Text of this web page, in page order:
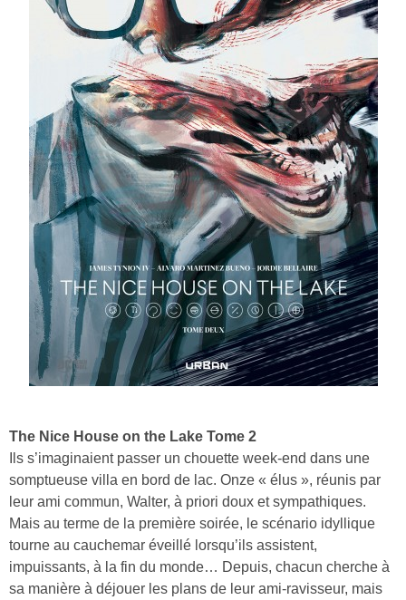
The Nice House on the Lake Tome 2
Ils s’imaginaient passer un chouette week-end dans une
somptueuse villa en bord de lac. Onze « élus », réunis par
leur ami commun, Walter, à priori doux et sympathiques.
Mais au terme de la première soirée, le scénario idyllique
tourne au cauchemar éveillé lorsqu’ils assistent,
impuissants, à la fin du monde… Depuis, chacun cherche à
sa manière à déjouer les plans de leur ami-ravisseur, mais